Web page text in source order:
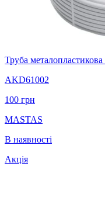
Труба
AKD61002
100 грн
MASTAS
В наявності
Акція